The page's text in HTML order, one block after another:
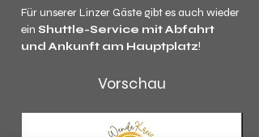
Für unserer Linzer Gäste gibt es auch wieder
ein Shuttle-Service mit Abfahrt
und Ankunft am Hauptplatz!
Vorschau